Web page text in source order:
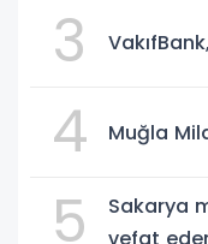
3
4 Muğla
5
Sakarya